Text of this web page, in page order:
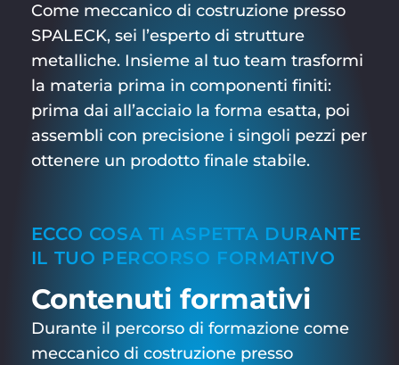
Come meccanico di costruzione presso
SPALECK, sei l’esperto di strutture
metalliche. Insieme al tuo team trasformi
la materia prima in componenti finiti:
prima dai all’acciaio la forma esatta, poi
assembli con precisione i singoli pezzi per
ottenere un prodotto finale stabile.
ECCO COSA TI ASPETTA DURANTE
IL TUO PERCORSO FORMATIVO
Contenuti formativi
Durante il percorso di formazione come
meccanico di costruzione presso